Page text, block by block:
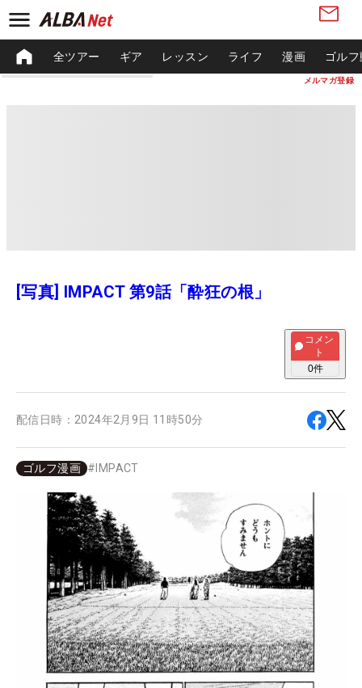
メルマガ登録
全ツアー ギア レッスン ライフ 漫画 ゴル
[写真] IMPACT 第9話「酔狂の根」
コメン
ト
0件
配信日時： 2024年2月9日 11時50分
ゴルフ漫画 # IMPACT